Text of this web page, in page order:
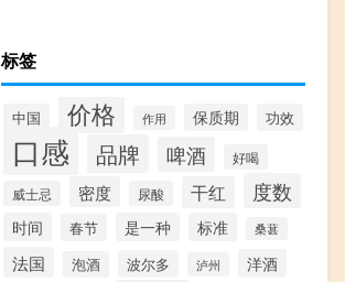
标签
中国 价格 作用 保质期 功效
口感 品牌 啤酒
好喝
威士忌
密度 尿酸 干红 度数
时间 春节 是一种 标准 桑葚
法国 泡酒 波尔多 泸州 洋酒